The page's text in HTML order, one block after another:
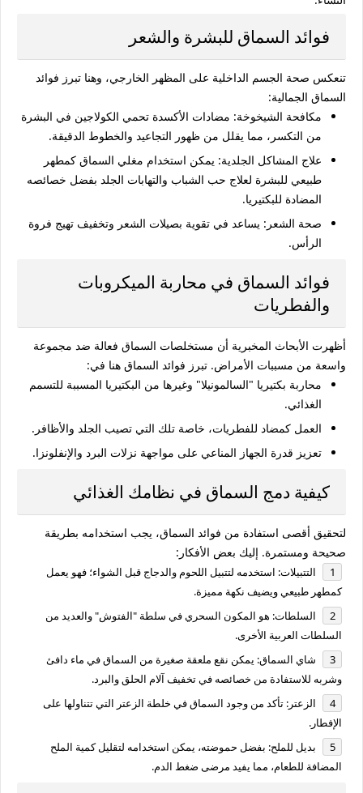
فوائد السماق للبشرة والشعر
تنعكس صحة الجسم الداخلية على المظهر الخارجي، وهنا تبرز فوائد
السماق الجمالية:
مكافحة الشيخوخة: مضادات الأكسدة تحمي الكولاجين في البشرة
من التكسر، مما يقلل من ظهور التجاعيد والخطوط الدقيقة.
علاج المشاكل الجلدية: يمكن استخدام مغلي السماق كمطهر
طبيعي للبشرة لعلاج حب الشباب والتهابات الجلد بفضل خصائصه
المضادة للبكتيريا.
صحة الشعر: يساعد في تقوية بصيلات الشعر وتخفيف تهيج فروة
الرأس.
فوائد السماق في محاربة الميكروبات
والفطريات
أظهرت الأبحاث المخبرية أن مستخلصات السماق فعالة ضد مجموعة
واسعة من مسببات الأمراض. تبرز فوائد السماق هنا في:
محاربة بكتيريا "السالمونيلا" وغيرها من البكتيريا المسببة للتسمم
الغذائي.
العمل كمضاد للفطريات، خاصة تلك التي تصيب الجلد والأظافر.
تعزيز قدرة الجهاز المناعي على مواجهة نزلات البرد والإنفلونزا.
كيفية دمج السماق في نظامك الغذائي
لتحقيق أقصى استفادة من فوائد السماق، يجب استخدامه بطريقة
صحيحة ومستمرة. إليك بعض الأفكار:
التتبيلات: استخدمه لتتبيل اللحوم والدجاج قبل الشواء؛ فهو يعمل
كمطهر طبيعي ويضيف نكهة مميزة.
السلطات: هو المكون السحري في سلطة "الفتوش" والعديد من
السلطات العربية الأخرى.
شاي السماق: يمكن نقع ملعقة صغيرة من السماق في ماء دافئ
وشربه للاستفادة من خصائصه في تخفيف آلام الحلق والبرد.
الزعتر: تأكد من وجود السماق في خلطة الزعتر التي تتناولها على
الإفطار.
بديل للملح: بفضل حموضته، يمكن استخدامه لتقليل كمية الملح
المضافة للطعام، مما يفيد مرضى ضغط الدم.